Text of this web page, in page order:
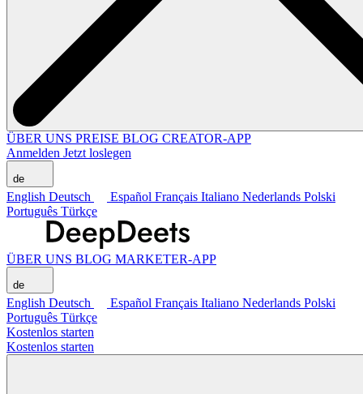
ÜBER UNS PREISE BLOG CREATOR-APP
Anmelden Jetzt loslegen
de
English Deutsch Español Français Italiano Nederlands Polski
Português Türkçe
ÜBER UNS BLOG MARKETER-APP
de
English Deutsch Español Français Italiano Nederlands Polski
Português Türkçe
Kostenlos starten
Kostenlos starten